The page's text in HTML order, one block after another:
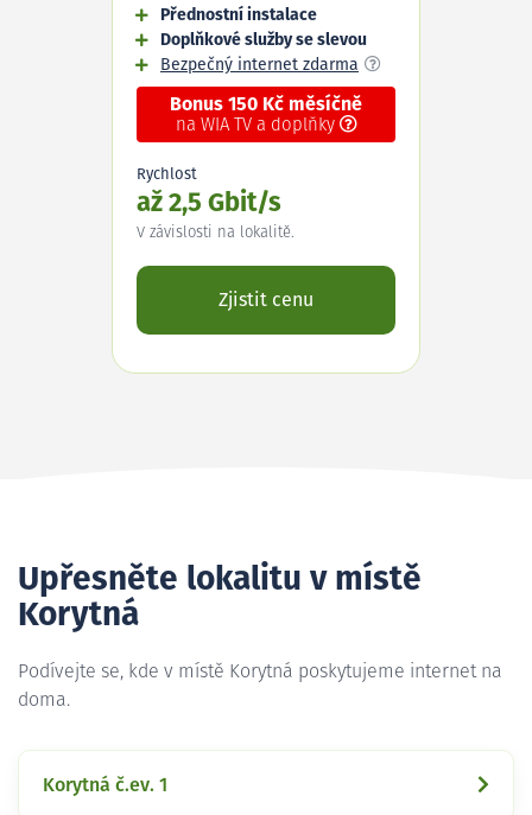
Přednostní instalace
Doplňkové služby se slevou
Bezpečný internet zdarma
Bonus 150 Kč měsíčně
na WIA TV a doplňky
Rychlost
až 2,5 Gbit/s
V závislosti na lokalitě.
Zjistit cenu
Upřesněte lokalitu v místě
Korytná
Podívejte se, kde v místě Korytná poskytujeme internet na
doma.
Korytná č.ev. 1